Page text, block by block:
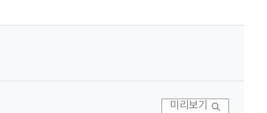
미리보기